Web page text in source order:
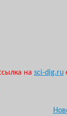
на sci-dig.ru